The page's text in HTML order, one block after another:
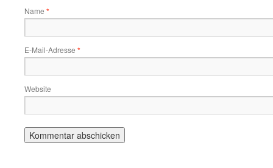
Name *
E-Mail-Adresse *
Website